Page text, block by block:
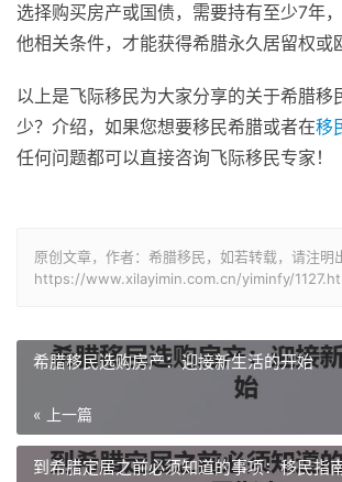
选择购买房产或国债，需要持有至少7年
他相关条件，才能获得希腊永久居留权或
以上是飞际移民为大家分享的关于希腊移
少？介绍，如果您想要移民希腊或者在移
任何问题都可以直接咨询飞际移民专家！
原创文章，作者：希腊移民，如若转载，请注明
https://www.xilayimin.com.cn/yiminfy/
希腊移民选购房产：迎接新生活的开始
« 上一篇
到希腊定居之前必须知道的事项：移民指